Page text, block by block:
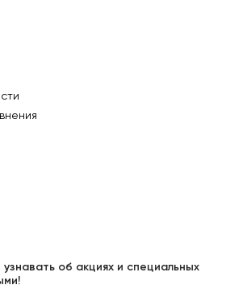
об акциях и специальных